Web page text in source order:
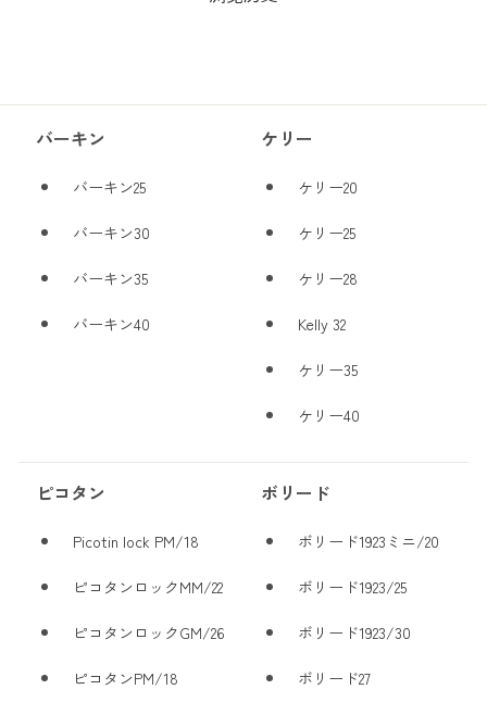
バーキン
バーキン25
バーキン30
バーキン35
バーキン40
ケリー
ケリー20
ケリー25
ケリー28
Kelly 32
ケリー35
ケリー40
ピコタン
Picotin lock PM/18
ピコタンロックMM/22
ピコタンロックGM/26
ピコタンPM/18
ボリード
ボリード1923ミニ/20
ボリード1923/25
ボリード1923/30
ボリード27